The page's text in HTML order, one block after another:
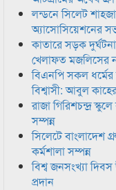
লন্ডনে সিলেট
অ্যাসোসিয়েশনের
কাতারে সড়ক
খেলাফত মজলিসের
বিএনপি সকল
বিশ্বাসী: আবুল
রাজা গিরিশচন্দ্র
সম্পন্ন
সিলেটে বাংলাদেশ
কর্মশালা সম্পন্ন
বিশ্ব জনসংখ্যা
প্রদান